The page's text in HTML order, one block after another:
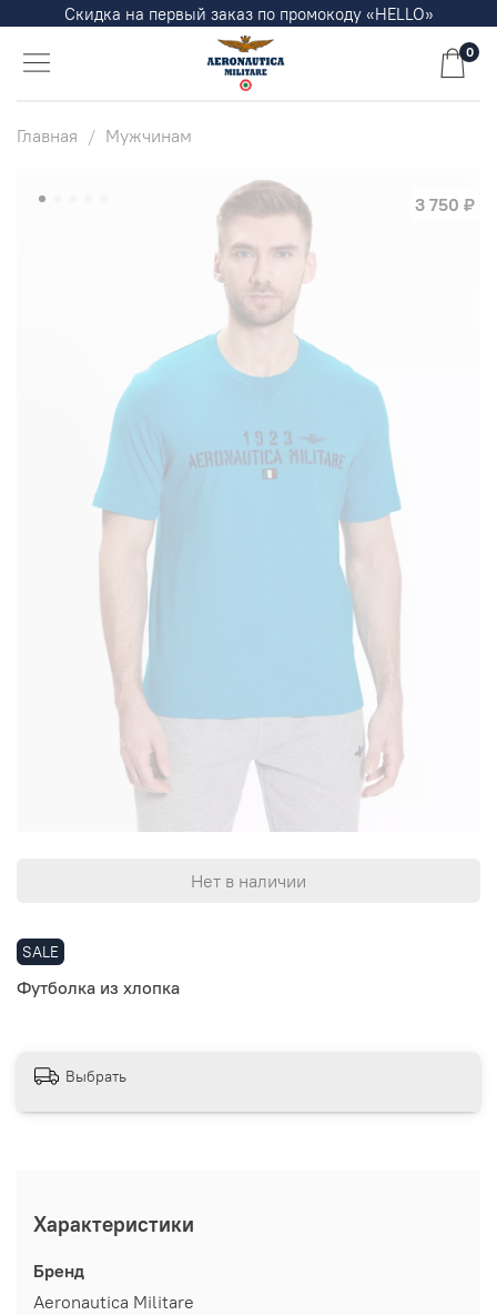
Скидка на первый заказ по промокоду «HELLO»
0
Главная Мужчинам
SALE
Футболка из хлопка
3 750 ₽
Нет в наличии
Выбрать
Характеристики
Бренд
Aeronautica Militare